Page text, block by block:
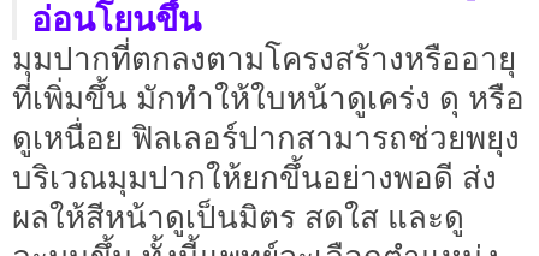
อ่อนโยนขึ้น
มุมปากที่ตกลงตามโครงสร้างหรืออายุ
ที่เพิ่มขึ้น มักทำให้ใบหน้าดูเคร่ง ดุ หรือ
ดูเหนื่อย ฟิลเลอร์ปากสามารถช่วยพยุง
บริเวณมุมปากให้ยกขึ้นอย่างพอดี ส่ง
ผลให้สีหน้าดูเป็นมิตร สดใส และดู